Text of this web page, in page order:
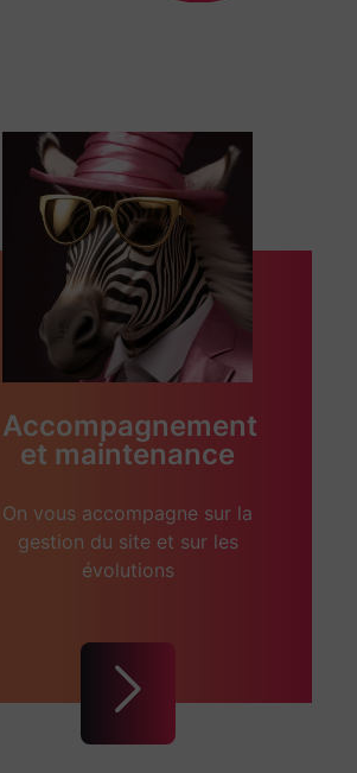
Accompagnement
et maintenance
On vous accompagne sur la
gestion du site et sur les
évolutions